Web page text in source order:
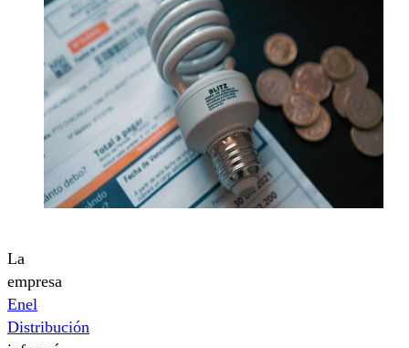
La
empresa
Enel
Distribución